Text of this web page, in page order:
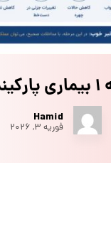
Hamid
فوریه ۳, ۲۰۲۶